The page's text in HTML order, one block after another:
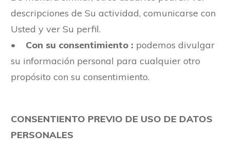
descripciones de Su actividad, comunicarse con
Usted y ver Su perfil.
• Con su consentimiento : podemos divulgar
su información personal para cualquier otro
propósito con su consentimiento.
CONSENTIENTO PREVIO DE USO DE DATOS
PERSONALES